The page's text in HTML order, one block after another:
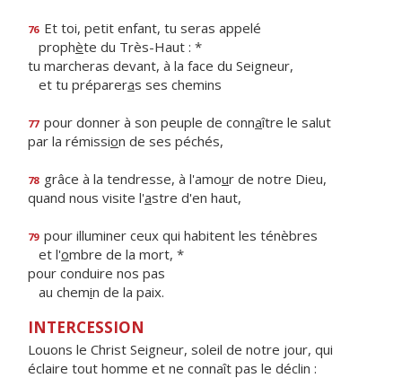
76 Et toi, petit enfant, tu seras appelé
prophète du Très-Haut : *
tu marcheras devant, à la face du Seigneur,
et tu prépareras ses chemins
77 pour donner à son peuple de connaître le salut
par la rémission de ses péchés,
78 grâce à la tendresse, à l'amour de notre Dieu,
quand nous visite l'astre d'en haut,
79 pour illuminer ceux qui habitent les ténèbres
et l'ombre de la mort, *
pour conduire nos pas
au chemin de la paix.
INTERCESSION
Louons le Christ Seigneur, soleil de notre jour, qui
éclaire tout homme et ne connaît pas le déclin :